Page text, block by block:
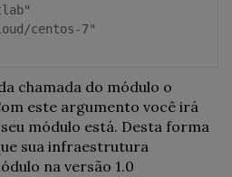
centos-7"
chamada do módulo o
este argumento você irá
módulo está. Desta forma
sua infraestrutura
na versão 1.0